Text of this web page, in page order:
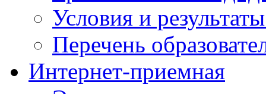
Условия и
Перечень
Интернет-приемная